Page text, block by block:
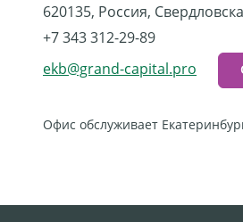
620135, Россия,
+7 343 312-29-89
ekb@grand-capital.pro
Офис обслуживает